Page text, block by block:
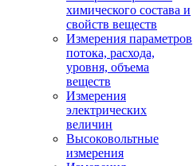
химического состава и
свойств веществ
Измерения параметров
потока, расхода,
уровня, объема
веществ
Измерения
электрических
величин
Высоковольтные
измерения